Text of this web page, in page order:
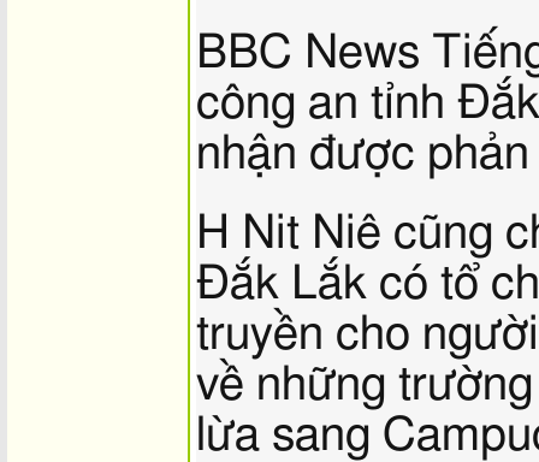
BBC News
công an tỉnh
nhận được phản
H Nit Niê cũng
Đắk Lắk có tổ
truyền cho
về những
lừa sang